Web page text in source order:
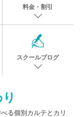
料金・割引
スクールブログ
る個別カルテとカリ